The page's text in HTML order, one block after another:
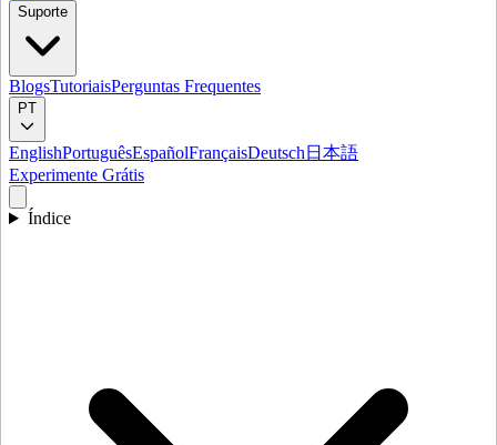
Suporte
BlogsTutoriaisPerguntas Frequentes
PT
EnglishPortuguêsEspañolFrançaisDeutsch 日本語
Experimente Grátis
Índice